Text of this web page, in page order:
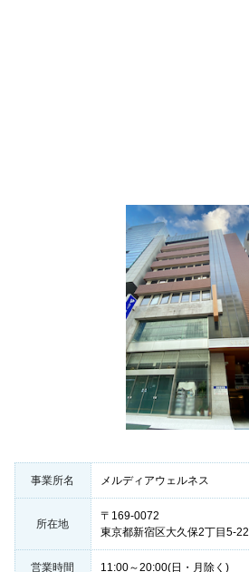
事業所名 メルディアウェルネス
所在地
〒169-0072
東京都新宿区大久保2丁目5-22
営業時間 11:00～20:00(日・月除く)